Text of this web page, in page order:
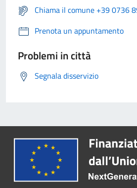
Chiama il comune +39 0736
Prenota un appuntamento
Problemi in città
Segnala disservizio